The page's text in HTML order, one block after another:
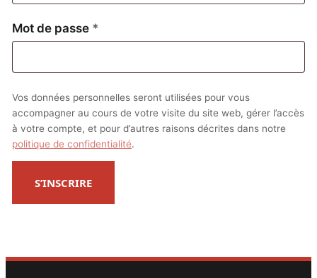
Mot de passe *
Vos données personnelles seront utilisées pour vous
accompagner au cours de votre visite du site web, gérer l’accès
à votre compte, et pour d’autres raisons décrites dans notre
politique de confidentialité.
S’INSCRIRE